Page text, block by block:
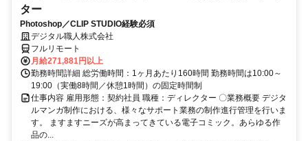
ター
Photoshop／CLIP STUDIO経験必須
デジタル職人株式会社
フルリモート
月給271,881円以上
勤務時間詳細 総労働時間：1ヶ月あたり160時間 勤務時間は10:00～
19:00（実働8時間／休憩1時間）の固定時間制
仕事内容 雇用形態：契約社員 職種：ディレクター 〇業務概要 デジタ
ルマンガ制作における、様々なサポート業務の制作進行管理を行いま
す。 ますますニーズが高まってきている電子コミック。あらゆる作
品の...